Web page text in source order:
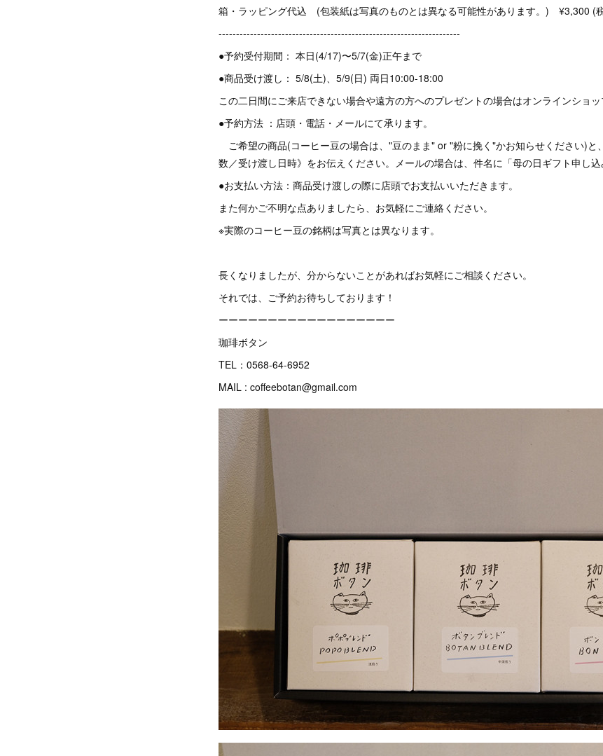
箱・ラッピング代込 (包装紙は写真のものとは異なる可能性があります。) ¥3,300 (
---------------------------------------------------------------------
●予約受付期間： 本日(4/17)〜5/7(金)正午まで
●商品受け渡し： 5/8(土)、5/9(日) 両日10:00-18:00
この二日間にご来店できない場合や遠方の方へのプレゼントの場合はオンラインショッ
●予約方法 ：店頭・電話・メールにて承ります。
ご希望の商品(コーヒー豆の場合は、"豆のまま" or "粉に挽く"かお知らせください)と
数／受け渡し日時》をお伝えください。メールの場合は、件名に「母の日ギフト申し込
●お支払い方法：商品受け渡しの際に店頭でお支払いいただきます。
また何かご不明な点ありましたら、お気軽にご連絡ください。
※実際のコーヒー豆の銘柄は写真とは異なります。
長くなりましたが、分からないことがあればお気軽にご相談ください。
それでは、ご予約お待ちしております！
ーーーーーーーーーーーーーーーーーー
珈琲ボタン
TEL：0568-64-6952
MAIL : coffeebotan@gmail.com